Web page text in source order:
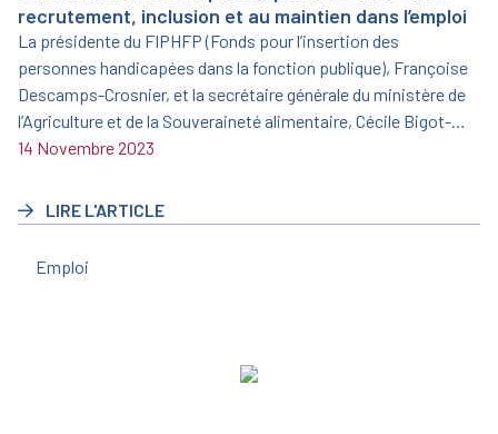
recrutement, inclusion et au maintien dans l’emploi
La présidente du FIPHFP (Fonds pour l’insertion des
personnes handicapées dans la fonction publique), Françoise
Descamps-Crosnier, et la secrétaire générale du ministère de
l’Agriculture et de la Souveraineté alimentaire, Cécile Bigot-
Dekeyzer, ont signé le 19 juin 2023 une nouvelle convention
14 Novembre 2023
LIRE L'ARTICLE
Emploi